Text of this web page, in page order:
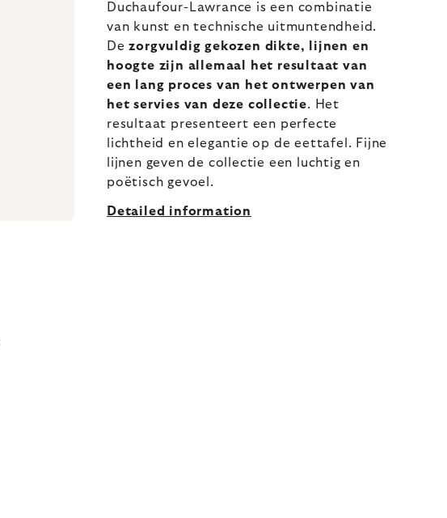
Duchaufour-Lawrance is een combinatie
van kunst en technische uitmuntendheid.
Dezorgvuldig gekozen dikte, lijnen en
hoogte zijn allemaal het resultaat van
een lang proces van het ontwerpen van
het servies van deze collectie. Het
resultaat presenteert een perfecte
lichtheid en elegantie op de eettafel. Fijne
lijnen geven de collectie een luchtig en
poëtisch gevoel.
Detailed information